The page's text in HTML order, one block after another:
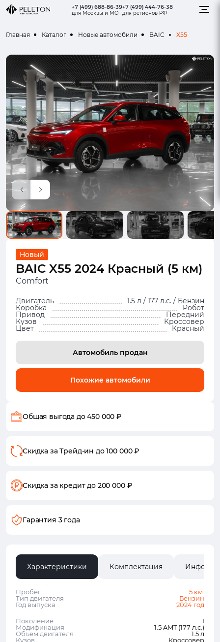
+7 (499) 688-86-39
для Москвы и МО
+7 (499) 444-76-38
для регионов РФ
Главная Каталог Новые автомобили BAIC X55
Новый
BAIC X55 2024 Красный (5 км)
Comfort
Двигатель 1.5 л / 177 л.с. / Бензин
Коробка Робот
Привод Передний
Кузов Кроссовер
Цвет Красный
Автомобиль продан
Похожие автомобили
Общая выгода до 450 000 ₽
Скидка за Трейд-ин до 100 000 ₽
Скидка за кредитдо 200 000 ₽
Гарантия 3 года
Характеристики Комплектация
Пробег
5 км.
Тип двигателя
Бензин
Год выпуска
2024 год
Поколение
I
Модификация
1.5 AMT (177 л.с.)
Объем двигателя
1.5 л
Кузов
Кроссовер